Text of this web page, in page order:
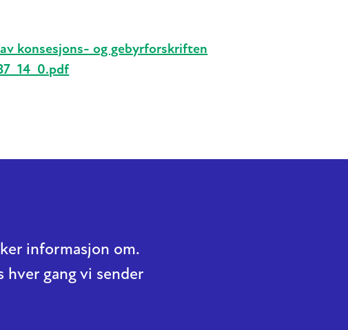
konsesjons- og gebyrforskriften
informasjon om.
hver gang vi sender